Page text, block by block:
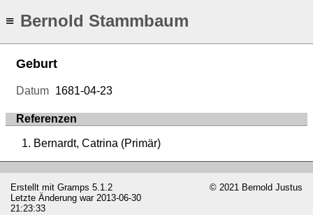
≡ Bernold Stammbaum
Geburt
Datum 1681-04-23
Referenzen
Bernardt, Catrina (Primär)
Erstellt mit Gramps 5.1.2
Letzte Änderung war 2013-06-30
21:23:33
© 2021 Bernold Justus